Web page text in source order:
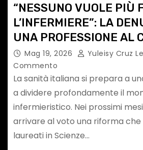
“NESSUNO VUOLE PIÙ
L’INFERMIERE”: LA
UNA PROFESSIONE AL
Mag 19, 2026 Yuleisy Cruz
Commento
La sanità italiana si prepara a
a dividere profondamente il
infermieristico. Nei prossimi
arrivare al voto una riforma
laureati in Scienze…